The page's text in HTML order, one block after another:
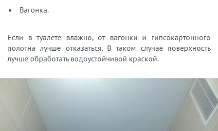
Вагонка.
Если в туалете влажно, от вагонки и гипсокартонного
полотна лучше отказаться. В таком случае поверхность
лучше обработать водоустойчивой краской.